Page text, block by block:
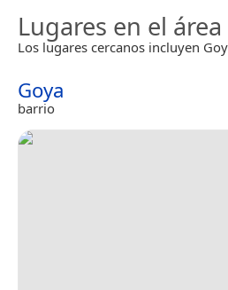
Lugares en el área
Los lugares cercanos incluyen
Goya
barrio